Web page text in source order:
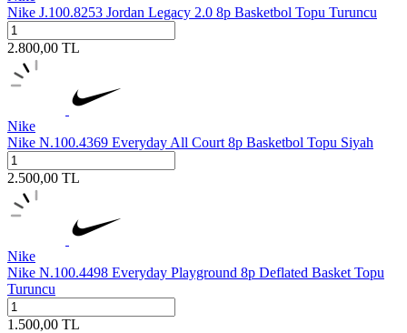
Nike J.100.8253 Jordan Legacy 2.0 8p Basketbol Topu Turuncu
2.800,00 TL
Nike
Nike N.100.4369 Everyday All Court 8p Basketbol Topu Siyah
2.500,00 TL
Nike
Nike N.100.4498 Everyday Playground 8p Deflated Basket Topu
Turuncu
1.500,00 TL